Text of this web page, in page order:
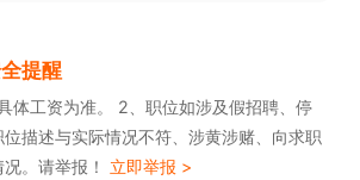
提醒
体工资为准。 2、职位如涉及假招聘、停
描述与实际情况不符、涉黄涉赌、向求职
。请举报！ 立即举报 >